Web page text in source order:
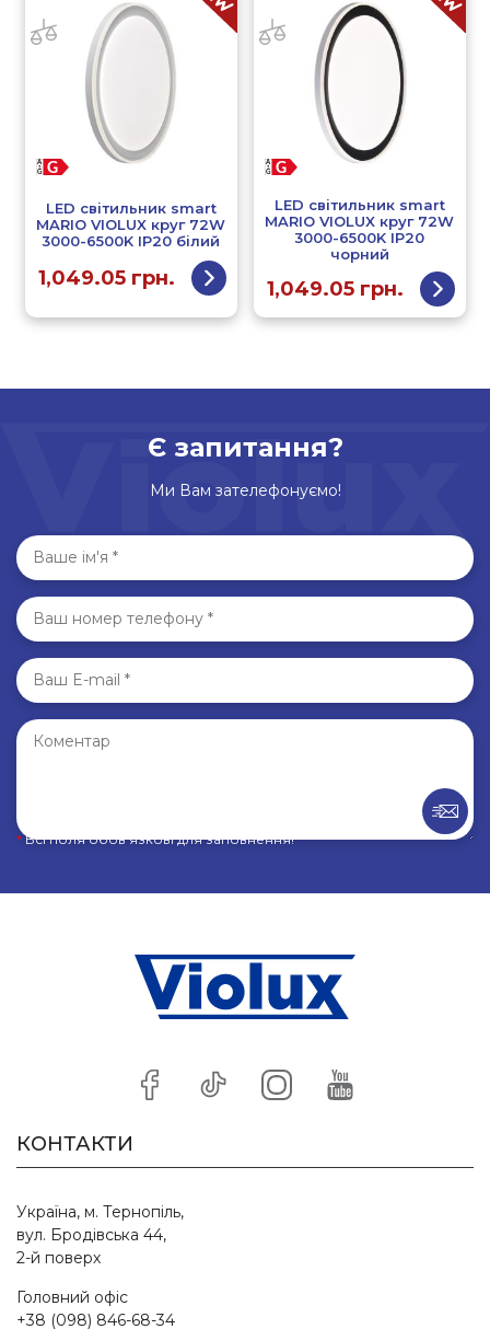
LED світильник smart
MARIO VIOLUX круг 72W
3000-6500K IP20 білий
1,049.05 грн.
LED світильник smart
MARIO VIOLUX круг 72W
3000-6500K IP20
чорний
1,049.05 грн.
Є запитання?
Ми Вам зателефонуємо!
*Всі поля обов’язкові для заповнення!
КОНТАКТИ
Україна, м. Тернопіль,
вул. Бродівська 44,
2-й поверх
Головний офіс
+38 (098) 846-68-34